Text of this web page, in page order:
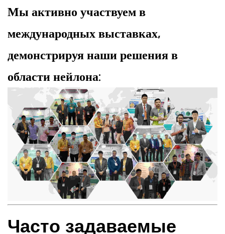
Мы активно участвуем в
международных выставках,
демонстрируя наши решения в
области нейлона:
Часто задаваемые